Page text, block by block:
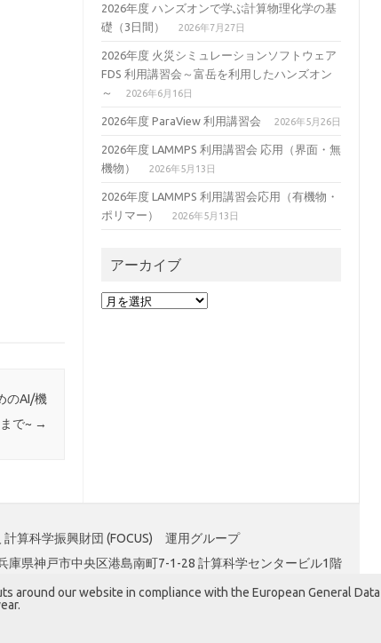
のAI/機
で~ →
2026年度 ハンズオンで学ぶ計算物理化学の基
礎（3日間）
2026年7月27日
2026年度 火災シミュレーションソフトウェア
FDS 利用講習会～富岳を利用したハンズオン
～
2026年6月16日
2026年度 ParaView 利用講習会 2026年5月26日
2026年度 LAMMPS 利用講習会 応用（界面・無
機物）
2026年5月13日
2026年度 LAMMPS 利用講習会応用（有機物・
ポリマー）
2026年5月13日
アーカイブ
ア
計算科学振興財団 (FOCUS) 運用グループ
庫県神戸市中央区港島南町7-1-28 計算科学センタービル1階
around our website in compliance with the European General Data